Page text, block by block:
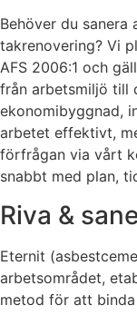
Behöver du sanera
takrenovering? Vi
AFS 2006:1 och
från arbetsmiljö till
ekonomibyggnad,
arbetet effektivt,
förfrågan via vårt
snabbt med plan,
Riva &
Eternit
arbetsområdet,
metod för att